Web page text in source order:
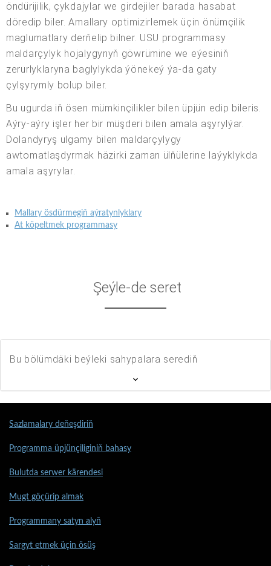
öndürijilik, çykdajylar we girdejiler barada hasabat
döredip biler. Amallary optimizirlemek üçin önümçilik
maglumatlary derňelip bilner. USU programmasy
maldarçylyk hojalygynyň göwrümine we eýesiniň
zerurlyklaryna baglylykda ýönekeý ýa-da gaty
çylşyrymly bolup biler.
Bu ugurda iň ösen mümkinçilikler bilen üpjün edip bileris.
Aýry-aýry işler her bir müşderi bilen amala aşyrylýar.
Dolandyryş ulgamy bilen maldarçylygy
awtomatlaşdyrmak häzirki zaman ülňülerine laýyklykda
amala aşyrylar.
Mallary ösdürmegiň aýratynlyklary
At köpeltmek programmasy
Şeýle-de seret
Bu bölümdäki beýleki sahypalara serediň
Sazlamalary deňeşdiriň
Programma üpjünçiliginiň bahasy
Bulutda serwer kärendesi
Mugt göçürip almak
Programmany satyn alyň
Sargyt etmek üçin ösüş